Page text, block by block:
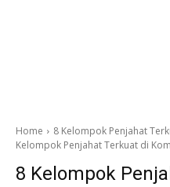
Home 8 Kelompok Penjahat
Kelompok Penjahat Terkuat di
8 Kelompok